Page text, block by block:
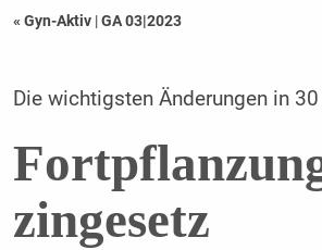
« Gyn-Aktiv |GA 03|2023
Die wichtigsten Änderungen in
zingesetz